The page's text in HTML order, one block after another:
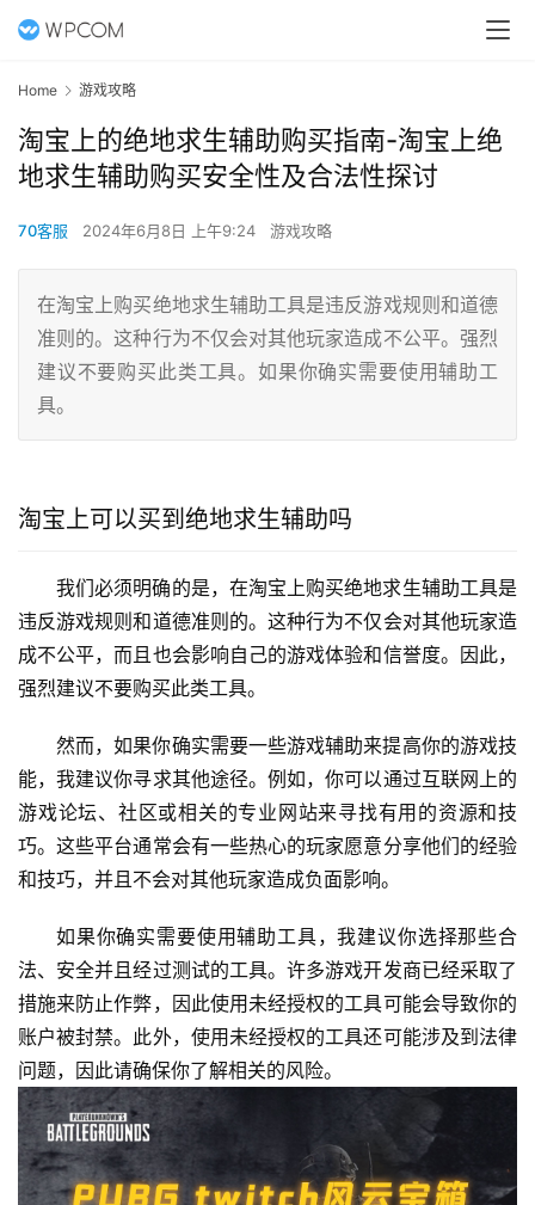
Home 游戏攻略
淘宝上的绝地求生辅助购买指南-淘宝上绝
地求生辅助购买安全性及合法性探讨
70客服 2024年6月8日 上午9:24 游戏攻略
在淘宝上购买绝地求生辅助工具是违反游戏规则和道德
准则的。这种行为不仅会对其他玩家造成不公平。强烈
建议不要购买此类工具。如果你确实需要使用辅助工
具。
淘宝上可以买到绝地求生辅助吗
我们必须明确的是，在淘宝上购买绝地求生辅助工具是
违反游戏规则和道德准则的。这种行为不仅会对其他玩家造
成不公平，而且也会影响自己的游戏体验和信誉度。因此，
强烈建议不要购买此类工具。
然而，如果你确实需要一些游戏辅助来提高你的游戏技
能，我建议你寻求其他途径。例如，你可以通过互联网上的
游戏论坛、社区或相关的专业网站来寻找有用的资源和技
巧。这些平台通常会有一些热心的玩家愿意分享他们的经验
和技巧，并且不会对其他玩家造成负面影响。
如果你确实需要使用辅助工具，我建议你选择那些合
法、安全并且经过测试的工具。许多游戏开发商已经采取了
措施来防止作弊，因此使用未经授权的工具可能会导致你的
账户被封禁。此外，使用未经授权的工具还可能涉及到法律
问题，因此请确保你了解相关的风险。